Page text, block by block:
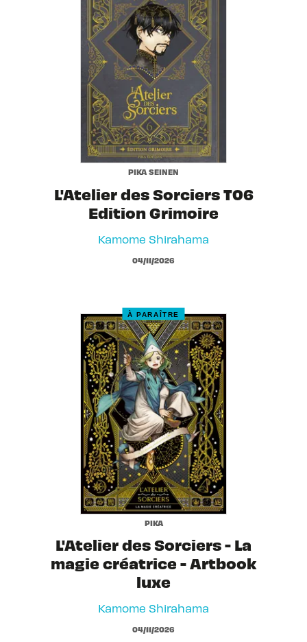
PIKA SEINEN
L'Atelier des Sorciers T06
Edition Grimoire
Kamome Shirahama
04/11/2026
À PARAÎTRE
PIKA
L'Atelier des Sorciers - La
magie créatrice - Artbook
luxe
Kamome Shirahama
04/11/2026